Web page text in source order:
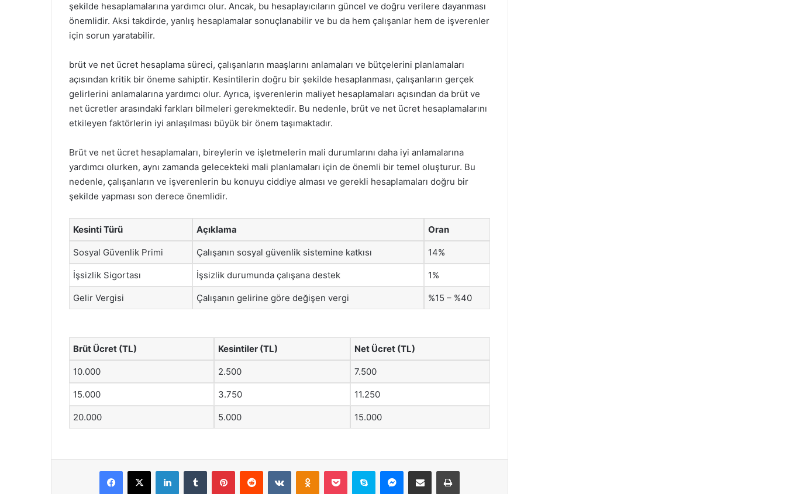
şekilde hesaplamalarına yardımcı olur. Ancak, bu hesaplayıcıların güncel ve doğru verilere dayanması
önemlidir. Aksi takdirde, yanlış hesaplamalar sonuçlanabilir ve bu da hem çalışanlar hem de işverenler
için sorun yaratabilir.
brüt ve net ücret hesaplama süreci, çalışanların maaşlarını anlamaları ve bütçelerini planlamaları
açısından kritik bir öneme sahiptir. Kesintilerin doğru bir şekilde hesaplanması, çalışanların gerçek
gelirlerini anlamalarına yardımcı olur. Ayrıca, işverenlerin maliyet hesaplamaları açısından da brüt ve
net ücretler arasındaki farkları bilmeleri gerekmektedir. Bu nedenle, brüt ve net ücret hesaplamalarını
etkileyen faktörlerin iyi anlaşılması büyük bir önem taşımaktadır.
Brüt ve net ücret hesaplamaları, bireylerin ve işletmelerin mali durumlarını daha iyi anlamalarına
yardımcı olurken, aynı zamanda gelecekteki mali planlamaları için de önemli bir temel oluşturur. Bu
nedenle, çalışanların ve işverenlerin bu konuyu ciddiye alması ve gerekli hesaplamaları doğru bir
şekilde yapması son derece önemlidir.
Kesinti Türü Açıklama Oran
Sosyal Güvenlik Primi Çalışanın sosyal güvenlik sistemine katkısı 14%
İşsizlik Sigortası İşsizlik durumunda çalışana destek 1%
Gelir Vergisi Çalışanın gelirine göre değişen vergi %15 – %40
Brüt Ücret (TL) Kesintiler (TL) Net Ücret (TL)
10.000 2.500 7.500
15.000 3.750 11.250
20.000 5.000 15.000
Facebook
X LinkedInTumblr PinterestReddit VKontakteOdnoklassniki
Pocket Skype Messenger
E-Posta ile paylaş Yazdır